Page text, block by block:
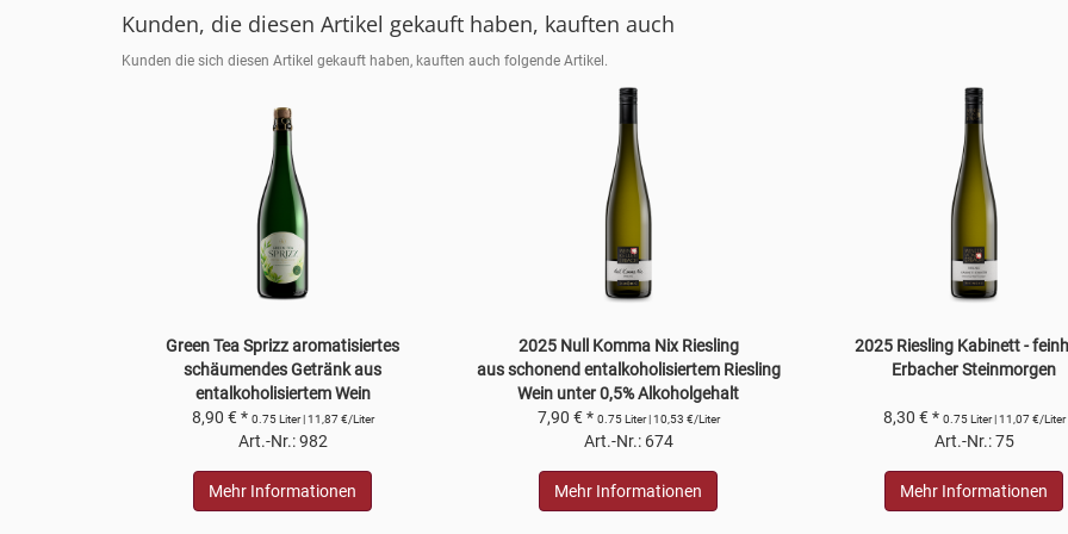
Kunden, die diesen Artikel gekauft haben, kauften auch
Kunden die sich diesen Artikel gekauft haben, kauften auch folgende Artikel.
Green Tea Sprizz aromatisiertes
schäumendes Getränk aus
entalkoholisiertem Wein
8,90 € * 0.75 Liter | 11,87 €/Liter
Art.-Nr.: 982
Mehr Informationen
2025 Null Komma Nix Riesling
aus schonend entalkoholisiertem Riesling
Wein unter 0,5% Alkoholgehalt
7,90 € * 0.75 Liter | 10,53 €/Liter
Art.-Nr.: 674
Mehr Informationen
2025 Riesling Kabinett -
Erbacher Steinmorgen
8,30 € * 0.75 Liter | 11,07 €/Liter
Art.-Nr.: 75
Mehr Informationen